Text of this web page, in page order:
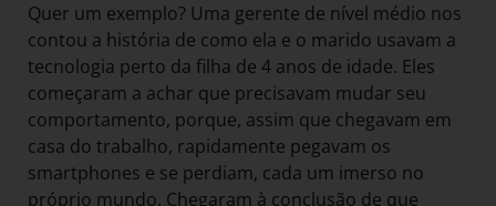
Quer um exemplo? Uma gerente de nível médio nos
contou a história de como ela e o marido usavam a
tecnologia perto da filha de 4 anos de idade. Eles
começaram a achar que precisavam mudar seu
comportamento, porque, assim que chegavam em
casa do trabalho, rapidamente pegavam os
smartphones e se perdiam, cada um imerso no
próprio mundo. Chegaram à conclusão de que